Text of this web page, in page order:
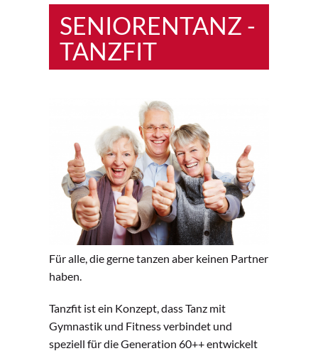
SENIORENTANZ -
TANZFIT
Für alle, die gerne tanzen aber keinen Partner
haben.
Tanzfit ist ein Konzept, dass Tanz mit
Gymnastik und Fitness verbindet und
speziell für die Generation 60++ entwickelt